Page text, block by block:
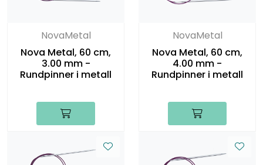
NovaMetal
Nova Metal, 60 cm,
3.00 mm -
Rundpinner i metall
NovaMetal
Nova Metal, 60 cm,
4.00 mm -
Rundpinner i metall